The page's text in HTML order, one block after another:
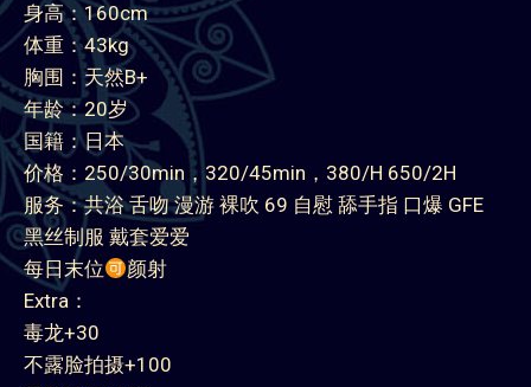
点击查看客户反馈和验证
名字：Kiriko
身高：160cm
体重：43kg